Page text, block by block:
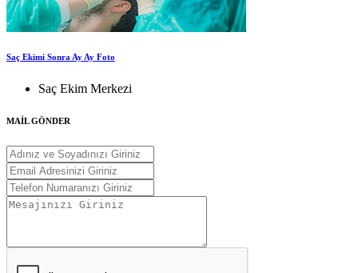
Saç Ekimi Sonra Ay Ay Foto
Saç Ekim Merkezi
MAİL GÖNDER